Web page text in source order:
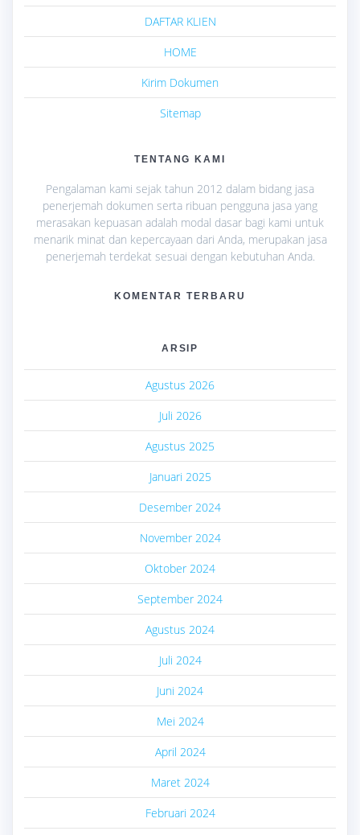
DAFTAR KLIEN
HOME
Kirim Dokumen
Sitemap
TENTANG KAMI
Pengalaman kami sejak tahun 2012 dalam bidang jasa
penerjemah dokumen serta ribuan pengguna jasa yang
merasakan kepuasan adalah modal dasar bagi kami untuk
menarik minat dan kepercayaan dari Anda, merupakan jasa
penerjemah terdekat sesuai dengan kebutuhan Anda.
KOMENTAR TERBARU
ARSIP
Agustus 2026
Juli 2026
Agustus 2025
Januari 2025
Desember 2024
November 2024
Oktober 2024
September 2024
Agustus 2024
Juli 2024
Juni 2024
Mei 2024
April 2024
Maret 2024
Februari 2024